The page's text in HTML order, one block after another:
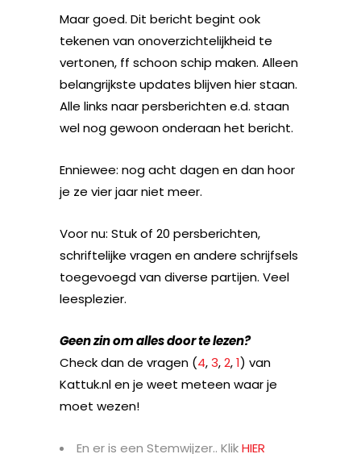
Maar goed. Dit bericht begint ook
tekenen van onoverzichtelijkheid te
vertonen, ff schoon schip maken. Alleen
belangrijkste updates blijven hier staan.
Alle links naar persberichten e.d. staan
wel nog gewoon onderaan het bericht.
Enniewee: nog acht dagen en dan hoor
je ze vier jaar niet meer.
Voor nu: Stuk of 20 persberichten,
schriftelijke vragen en andere schrijfsels
toegevoegd van diverse partijen. Veel
leesplezier.
Geen zin om alles door te lezen?
Check dan de vragen (4,3,2,1) van
Kattuk.nl en je weet meteen waar je
moet wezen!
En er is een Stemwijzer.. KlikHIER